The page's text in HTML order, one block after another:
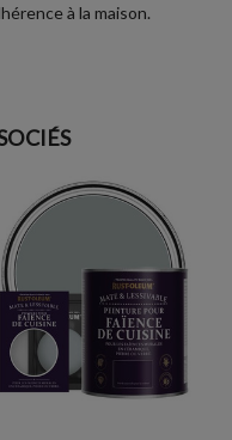
à la maison.